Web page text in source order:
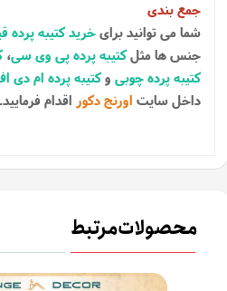
جمع بندی
شما می توانید برایخرید کتیبه
جنس ها مثلکتیبه پرده پی وی سی،
کتیبه پرده چوبی وکتیبه پرده ام دی
داخل سایت اورنج دکور اقدام فرمایید.
محصولات مرتبط